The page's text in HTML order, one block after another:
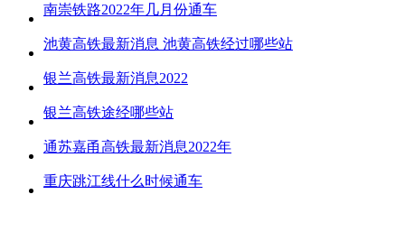
南崇铁路2022年几月份通车
池黄高铁最新消息 池黄高铁经过哪些站
银兰高铁最新消息2022
银兰高铁途经哪些站
通苏嘉甬高铁最新消息2022年
重庆跳江线什么时候通车